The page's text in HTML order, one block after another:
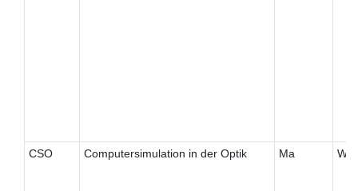
CSO Computersimulation in der Optik Ma W